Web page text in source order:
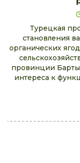
Турецкая
становления
органических
провинции
интереса к